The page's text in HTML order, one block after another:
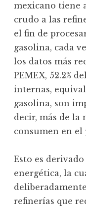
mexicano tiene
crudo a las
el fin de
gasolina, cada
los datos más
PEMEX, 52.2%
internas,
gasolina, son
decir, más de la
consumen en el
Esto es
energética, la
refinerías que